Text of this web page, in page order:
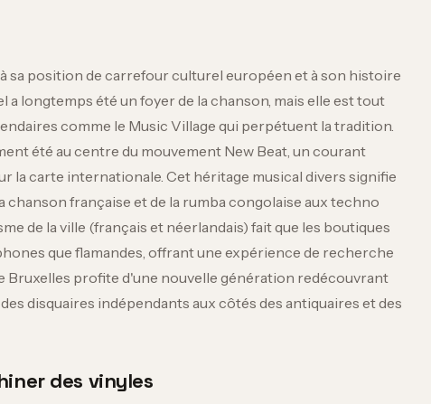
sa position de carrefour culturel européen et à son histoire
a longtemps été un foyer de la chanson, mais elle est tout
comme le Music Village qui perpétuent la tradition.
été au centre du mouvement New Beat, un courant
la carte internationale. Cet héritage musical divers signifie
française et de la rumba congolaise aux techno
de la ville (français et néerlandais) fait que les boutiques
que flamandes, offrant une expérience de recherche
Bruxelles profite d'une nouvelle génération redécouvrant
disquaires indépendants aux côtés des antiquaires et des
des vinyles